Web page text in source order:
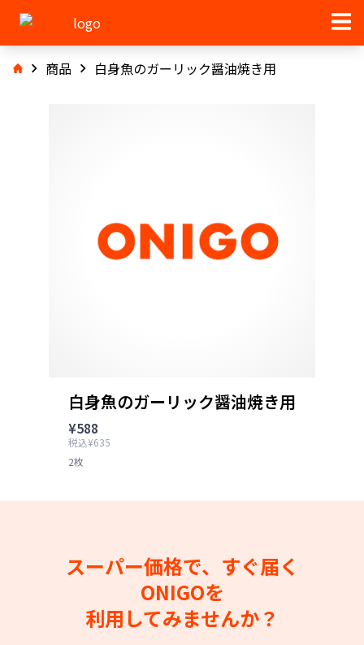
商品 白身魚のガーリック醤油焼き用
白身魚のガーリック醤油焼き用
¥588
税込¥635
2枚
スーパー価格で、すぐ届く
ONIGOを
利用してみませんか？